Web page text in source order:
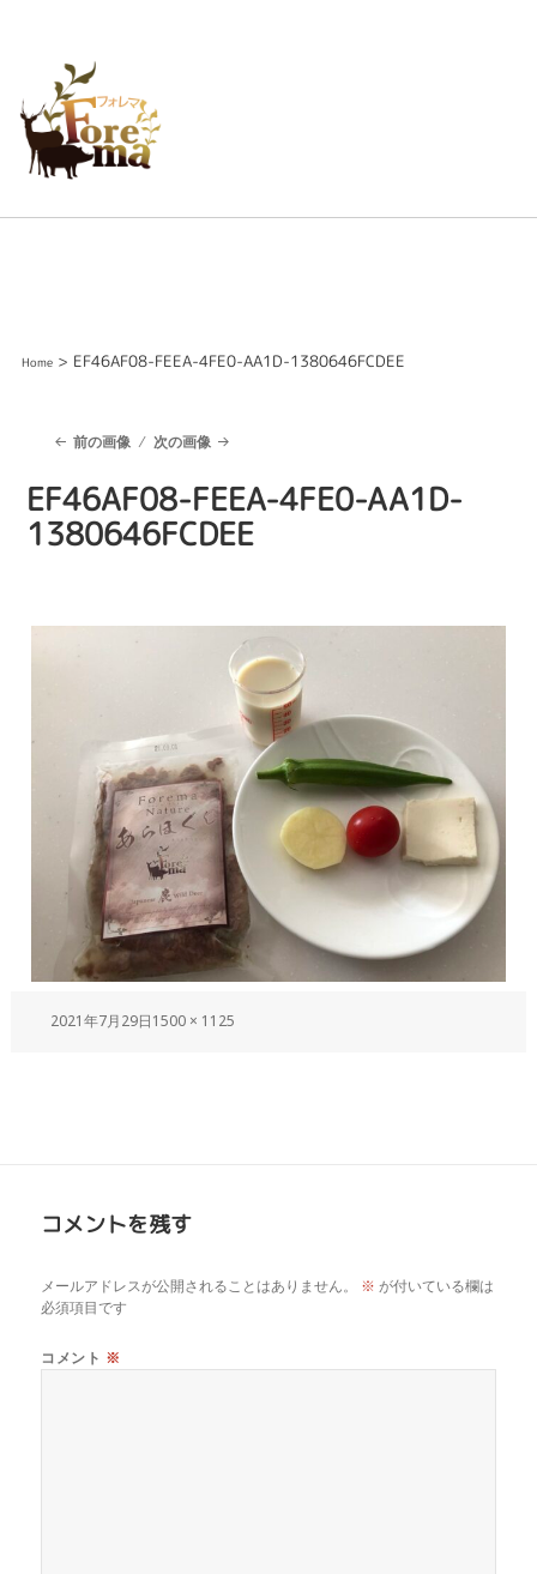
Home> EF46AF08-FEEA-4FE0-AA1D-1380646FCDEE
前の画像 次の画像
EF46AF08-FEEA-4FE0-AA1D-
1380646FCDEE
2021年7月29日1500 × 1125
コメントを残す
メールアドレスが公開されることはありません。 ※ が付いている欄は
必須項目です
コメント ※